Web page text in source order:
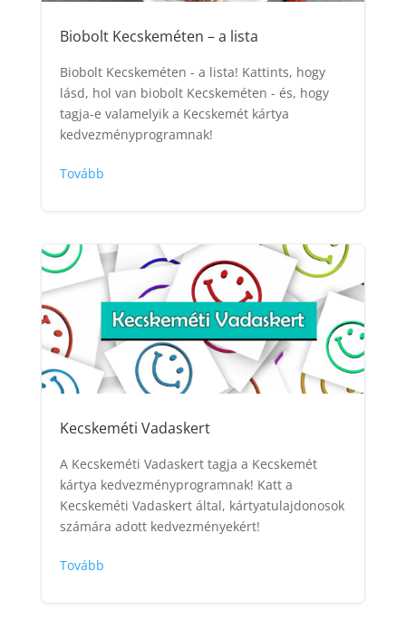
Biobolt Kecskeméten – a lista
Biobolt Kecskeméten - a lista! Kattints, hogy
lásd, hol van biobolt Kecskeméten - és, hogy
tagja-e valamelyik a Kecskemét kártya
kedvezményprogramnak!
Tovább
Kecskeméti Vadaskert
A Kecskeméti Vadaskert tagja a Kecskemét
kártya kedvezményprogramnak! Katt a
Kecskeméti Vadaskert által, kártyatulajdonosok
számára adott kedvezményekért!
Tovább